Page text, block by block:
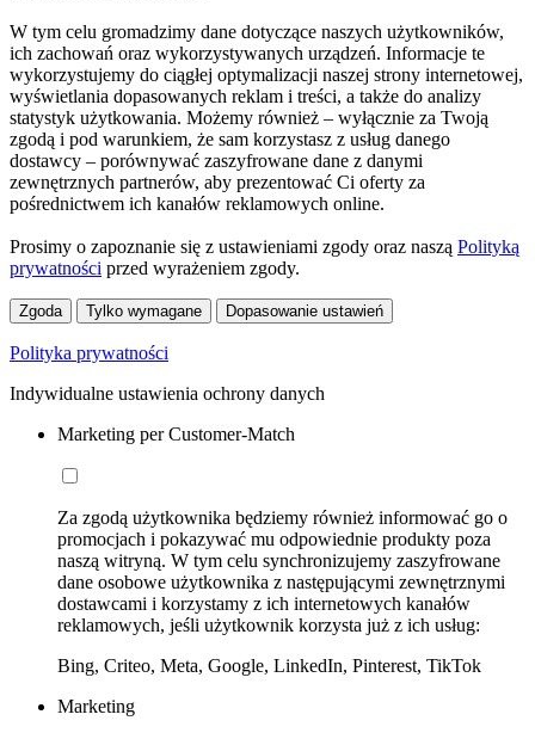
W tym celu gromadzimy dane dotyczące naszych użytkowników,
ich zachowań oraz wykorzystywanych urządzeń. Informacje te
wykorzystujemy do ciągłej optymalizacji naszej strony internetowej,
wyświetlania dopasowanych reklam i treści, a także do analizy
statystyk użytkowania. Możemy również – wyłącznie za Twoją
zgodą i pod warunkiem, że sam korzystasz z usług danego
dostawcy – porównywać zaszyfrowane dane z danymi
zewnętrznych partnerów, aby prezentować Ci oferty za
pośrednictwem ich kanałów reklamowych online.
Prosimy o zapoznanie się z ustawieniami zgody oraz naszą Polityką
prywatności przed wyrażeniem zgody.
Zgoda Tylko wymagane Dopasowanie ustawień
Polityka prywatności
Indywidualne ustawienia ochrony danych
Marketing per Customer-Match
Za zgodą użytkownika będziemy również informować go o
promocjach i pokazywać mu odpowiednie produkty poza
naszą witryną. W tym celu synchronizujemy zaszyfrowane
dane osobowe użytkownika z następującymi zewnętrznymi
dostawcami i korzystamy z ich internetowych kanałów
reklamowych, jeśli użytkownik korzysta już z ich usług:
Bing, Criteo, Meta, Google, LinkedIn, Pinterest, TikTok
Marketing